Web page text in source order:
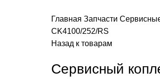
Главная Запчасти
CK4100/252/RS
Назад к товарам
Сервисный